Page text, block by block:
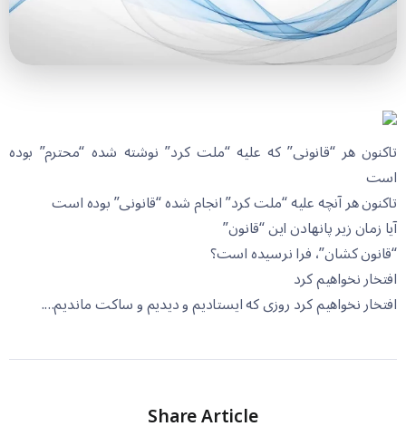
تاکنون هر “قانونی” که علیه “ملت کرد” نوشته شده “محترم” بوده
است
تاکنون هر آنچه علیه “ملت کرد” انجام شده “قانونی” بوده است
آیا زمان زیر پانهادن این “قانون”
“قانون کشان”، فرا نرسیده است؟
افتخار نخواهیم کرد
افتخار نخواهیم کرد روزی که ایستادیم و دیدیم و ساکت ماندیم….
Share Article